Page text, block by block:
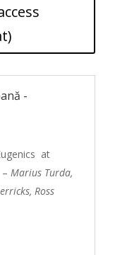
-
at
Marius Turda,
Ross